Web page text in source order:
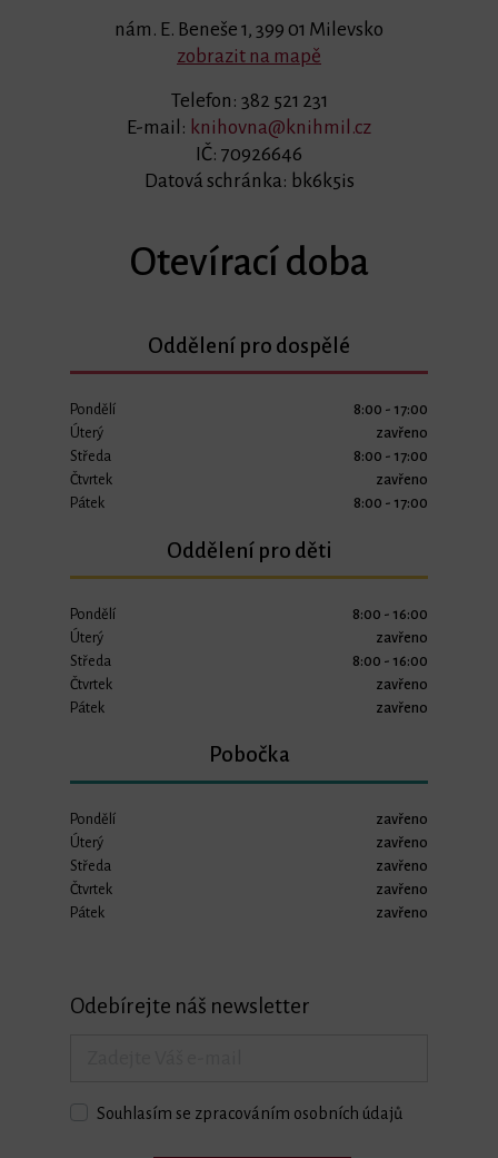
nám. E. Beneše 1, 399 01 Milevsko
zobrazit na mapě
Telefon: 382 521 231
E-mail: knihovna@knihmil.cz
IČ: 70926646
Datová schránka: bk6k5is
Otevírací doba
Oddělení pro dospělé
Pondělí
8:00 - 17:00
Úterý
zavřeno
Středa
8:00 - 17:00
Čtvrtek
zavřeno
Pátek
8:00 - 17:00
Oddělení pro děti
Pondělí
8:00 - 16:00
Úterý
zavřeno
Středa
8:00 - 16:00
Čtvrtek
zavřeno
Pátek
zavřeno
Pobočka
Pondělí
zavřeno
Úterý
zavřeno
Středa
zavřeno
Čtvrtek
zavřeno
Pátek
zavřeno
Odebírejte náš newsletter
Souhlasím se zpracováním osobních údajů